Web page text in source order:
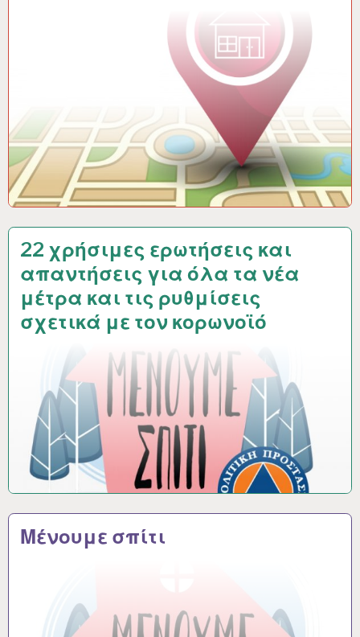
22 χρήσιμες ερωτήσεις και
απαντήσεις για όλα τα νέα
μέτρα και τις ρυθμίσεις
σχετικά με τον κορωνοϊό
Μένουμε σπίτι